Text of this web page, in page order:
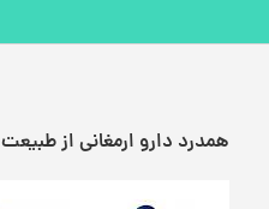
همدرد دارو ارمغانی از طبیعت